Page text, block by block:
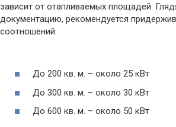
зависит от отапливаемых площадей.
документацию, рекомендуется
соотношений:
До 200 кв. м. – около 25 кВт
До 300 кв. м. – около 30 кВт
До 600 кв. м. – около 50 кВт